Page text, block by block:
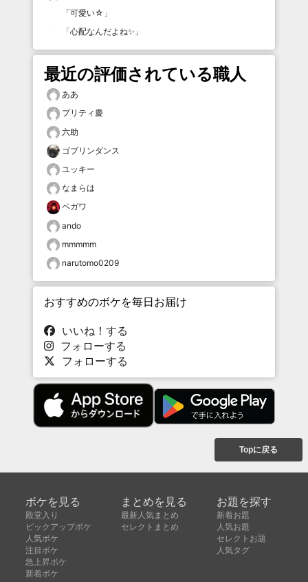
「可愛い☆ 」
「心配なんだよね✨ 」
最近の評価されている職人
ああ
プリティ慶
六助
ゴブリンダンス
ユッキー
なまらは
ペガワ
ando
mmmmm
narutomo0209
おすすめのボケを毎日お届け
いいね！する
フォローする
フォローする
Topに戻る
ボケを見る
殿堂入り
ピックアップボケ
人気ボケ
注目ボケ
急上昇ボケ
新着ボケ
まとめを見る
最新人気まとめ
セレクトまとめ
お題を探す
新着お題
人気お題
セレクトお題
人気タグ